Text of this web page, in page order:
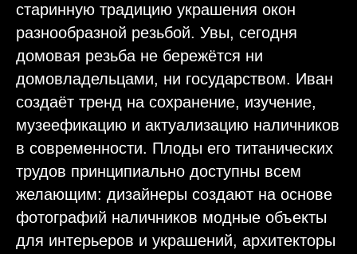
старинную традицию украшения окон
разнообразной резьбой. Увы, сегодня
домовая резьба не бережётся ни
домовладельцами, ни государством. Иван
создаёт тренд на сохранение, изучение,
музеефикацию и актуализацию наличников
в современности. Плоды его титанических
трудов принципиально доступны всем
желающим: дизайнеры создают на основе
фотографий наличников модные объекты
для интерьеров и украшений, архитекторы